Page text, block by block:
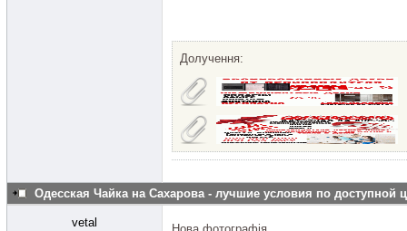
Долучення:
Одесская Чайка на Сахарова - лучшие условия по доступной
vetal